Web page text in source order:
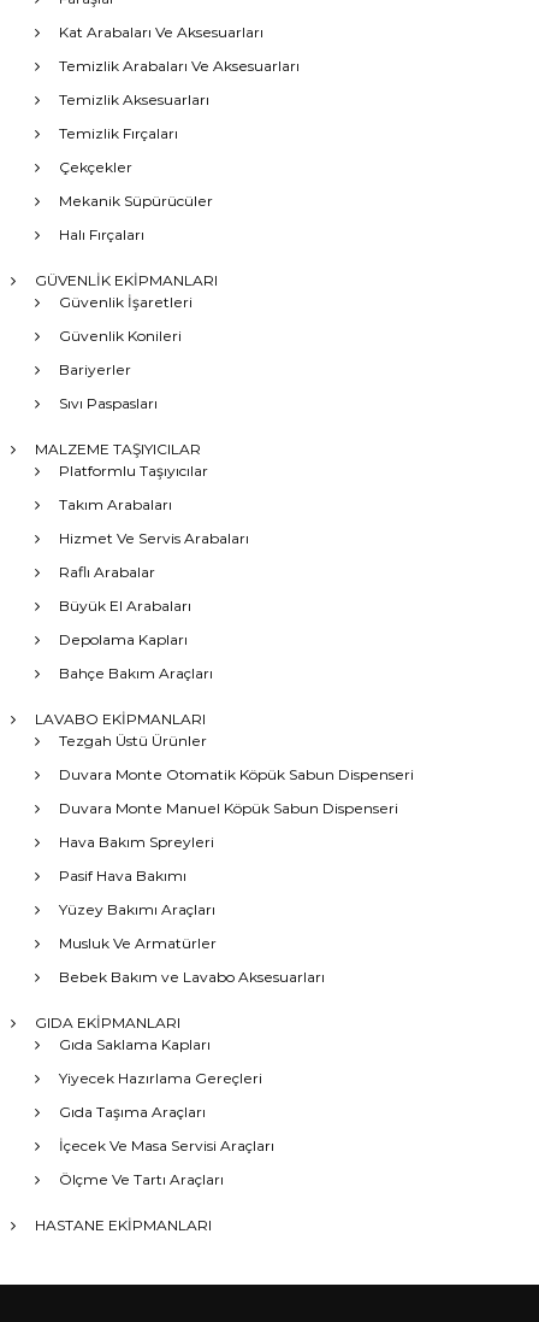
Kat Arabaları Ve Aksesuarları
Temizlik Arabaları Ve Aksesuarları
Temizlik Aksesuarları
Temizlik Fırçaları
Çekçekler
Mekanik Süpürücüler
Halı Fırçaları
GÜVENLİK EKİPMANLARI
Güvenlik İşaretleri
Güvenlik Konileri
Bariyerler
Sıvı Paspasları
MALZEME TAŞIYICILAR
Platformlu Taşıyıcılar
Takım Arabaları
Hizmet Ve Servis Arabaları
Raflı Arabalar
Büyük El Arabaları
Depolama Kapları
Bahçe Bakım Araçları
LAVABO EKİPMANLARI
Tezgah Üstü Ürünler
Duvara Monte Otomatik Köpük Sabun Dispenseri
Duvara Monte Manuel Köpük Sabun Dispenseri
Hava Bakım Spreyleri
Pasif Hava Bakımı
Yüzey Bakımı Araçları
Musluk Ve Armatürler
Bebek Bakım ve Lavabo Aksesuarları
GIDA EKİPMANLARI
Gıda Saklama Kapları
Yiyecek Hazırlama Gereçleri
Gıda Taşıma Araçları
İçecek Ve Masa Servisi Araçları
Ölçme Ve Tartı Araçları
HASTANE EKİPMANLARI